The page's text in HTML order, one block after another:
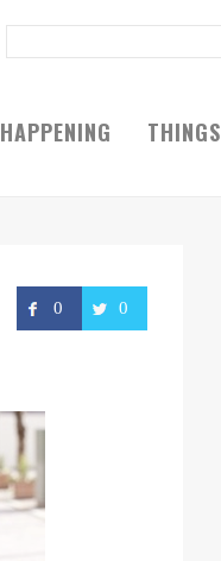
HAPPENING THINGS
0 0